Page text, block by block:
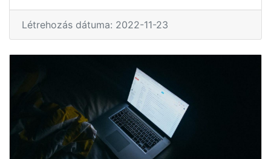
Létrehozás dátuma: 2022-11-23